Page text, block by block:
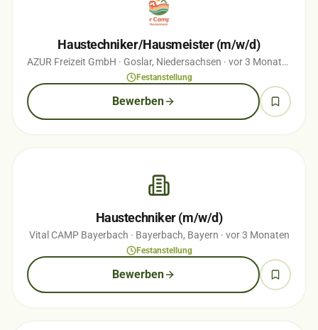
Haustechniker/Hausmeister (m/w/d)
AZUR Freizeit GmbH · Goslar, Niedersachsen · vor 3 Monaten
Festanstellung
Bewerben
Haustechniker (m/w/d)
Vital CAMP Bayerbach · Bayerbach, Bayern · vor 3 Monaten
Festanstellung
Bewerben